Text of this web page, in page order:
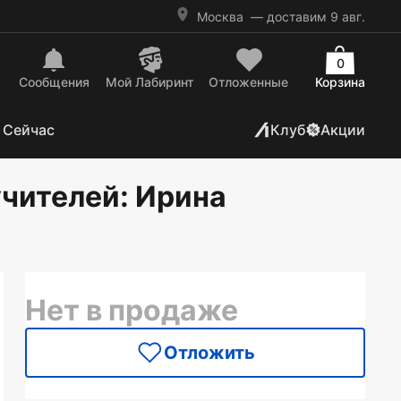
Москва — доставим 9 авг.
Сообщения Mой Лабиринт Отложенные Корзина
0
Клуб Акции
: Ирина
Нет в продаже
Отложить